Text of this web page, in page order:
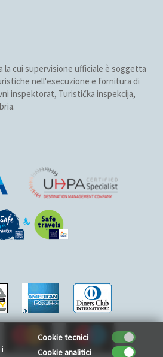
la cui supervisione ufficiale è soggetta
nell'esecuzione e fornitura di
inspektorat, Turistička inspekcija,
Cookie tecnici
Cookie analitici